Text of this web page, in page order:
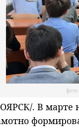
. В марте